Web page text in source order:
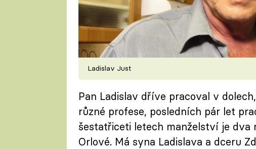
Ladislav Just
Pan Ladislav dříve pracoval v
různé profese, posledních pár let
šestatřiceti letech manželství je dva
Orlové. Má syna Ladislava a dceru